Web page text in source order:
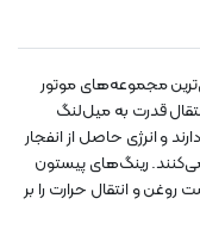
ترک یکی از حیاتی‌ترین مجموعه‌های موتور
قدرت به میل‌لنگ
و انرژی حاصل از انفجار
رینگ‌های پیستون
و انتقال حرارت را بر